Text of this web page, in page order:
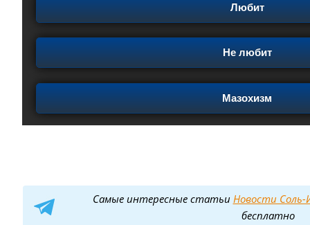
Любит
Не любит
Мазохизм
Самые интересные статьи Новости Соль-
бесплатно